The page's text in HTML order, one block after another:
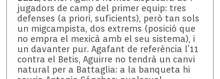
jugadors de camp del primer equip: tres
defenses (a priori, suficients), però tan sols
un migcampista, dos extrems (posició que
no empra el mexicà amb el seu sistema), i
un davanter pur. Agafant de referència l’11
contra el Betis, Aguirre no tendrà un canvi
natural per a Battaglia: a la banqueta hi